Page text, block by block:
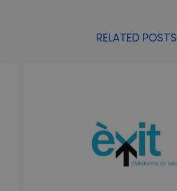
RELATED POSTS